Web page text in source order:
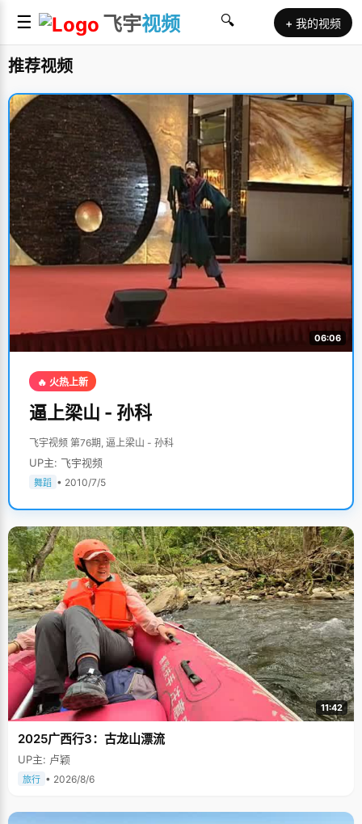
☰ 飞宇视频 🔍 + 我的视频
推荐视频
06:06
🔥 火热上新
逼上梁山 - 孙科
飞宇视频 第76期, 逼上梁山 - 孙科
UP主: 飞宇视频
舞蹈 • 2010/7/5
11:42
2025广西行3：古龙山漂流
UP主: 卢颖
旅行 • 2026/8/6